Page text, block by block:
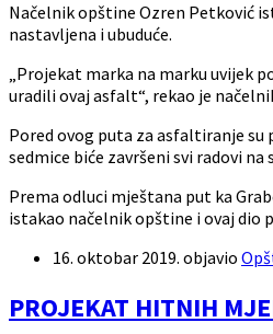
Načelnik opštine Ozren Petković
nastavljena i ubuduće.
„Projekat marka na marku uvijek
uradili ovaj asfalt“, rekao je
Pored ovog puta za asfaltiranje su
sedmice biće završeni svi radovi
Prema odluci mještana put ka
istakao načelnik opštine i ovaj dio
16. oktobar 2019. objavio
PROJEKAT HITNIH